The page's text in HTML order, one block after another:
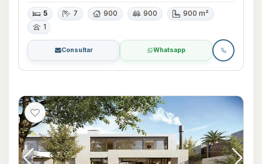
5 7 900 900
900 m²
1
Consultar Whatsapp